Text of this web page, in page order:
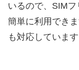
いるので、SIM
簡単に利用でき
も対応しています